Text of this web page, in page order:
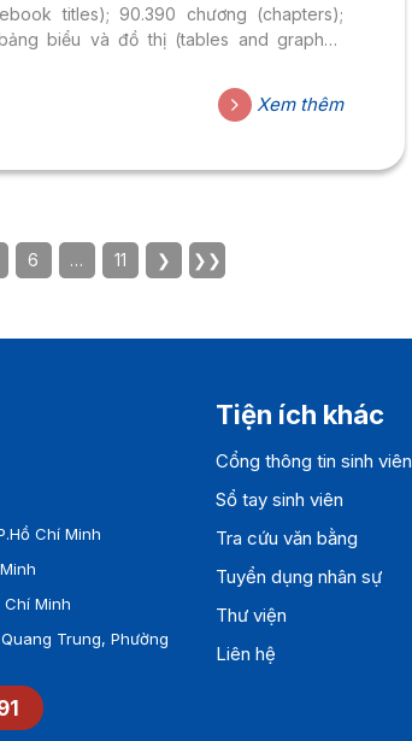
titles); 90.390 chương (chapters);
biểu và đồ thị (tables and graphs);
summaries); 7.690 tạp chí (working
Xem thêm
6 … 11 ❯ ❯❯
Chí Minh
Minh
Trung, Phường
Tiện ích khác
Cổng thông tin sinh viên
Sổ tay sinh viên
Tra cứu văn bằng
Tuyển dụng nhân sự
Thư viện
Liên hệ